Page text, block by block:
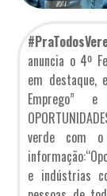
anuncia o 4º
em destaque,
Emprego”
verde com o
e indústrias